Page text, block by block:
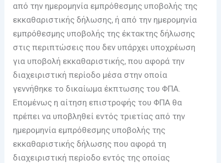
από την ημερομηνία εμπρόθεσμης υποβολής της
εκκαθαριστικής δήλωσης, ή από την ημερομηνία
εμπρόθεσμης υποβολής της έκτακτης δήλωσης
στις περιπτώσεις που δεν υπάρχει υποχρέωση
για υποβολή εκκαθαριστικής, που αφορά την
διαχειριστική περίοδο μέσα στην οποία
γεννήθηκε το δικαίωμα έκπτωσης του ΦΠΑ.
Επομένως η αίτηση επιστροφής του ΦΠΑ θα
πρέπει να υποβληθεί εντός τριετίας από την
ημερομηνία εμπρόθεσμης υποβολής της
εκκαθαριστικής δήλωσης που αφορά τη
διαχειριστική περίοδο εντός της οποίας